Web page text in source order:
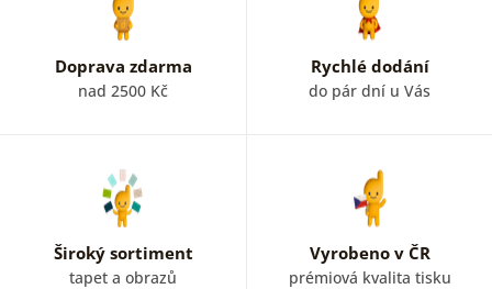
Doprava zdarma
nad 2500 Kč
Rychlé dodání
do pár dní u Vás
Široký sortiment
tapet a obrazů
Vyrobeno v ČR
prémiová kvalita tisku